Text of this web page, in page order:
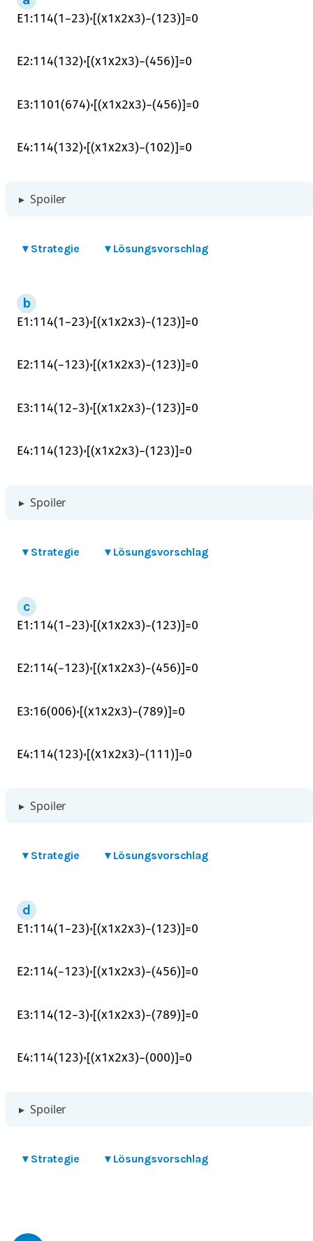
E1 :1 14(1 −23)∘[(x1 x2x3)−(1 23)] =0
E2:1 14(1 32)∘ (x1 x2x3)−(456) =0
E3:1 101 (674)∘[(x1 x2x3)−(456)] =0
E4:1 14(1 32)∘[(x1 x2x3)−(1 02)] =0
▸ Spoiler
▾ Strategie ▾ Lösungsvorschlag
E1 :1 14(1 −23)∘[(x1 x2x3)−(1 23)] =0
E2:1 14(−1 23)∘ (x1 x2x3)−(1 23) =0
E3:1 14(1 2−3)∘[(x1 x2x3)−(1 23)] =0
E4:1 14(1 23)∘[(x1 x2x3)−(1 23)] =0
▸ Spoiler
▾ Strategie ▾ Lösungsvorschlag
E1 :1 14(1 −23)∘[(x1 x2x3)−(1 23)] =0
E2:1 14(−1 23)∘ (x1 x2x3)−(456) =0
E3:1 6(006)∘[(x1 x2x3)−(789)] =0
E4:1 14(1 23)∘[(x1 x2x3)−(1 1 1 )] =0
▸ Spoiler
▾ Strategie ▾ Lösungsvorschlag
E1 :1 14(1 −23)∘[(x1 x2x3)−(1 23)] =0
E2:1 14(−1 23)∘ (x1 x2x3)−(456) =0
E3:1 14(1 2−3)∘[(x1 x2x3)−(789)] =0
E4:1 14(1 23)∘[(x1 x2x3)−(000)] =0
▸ Spoiler
▾ Strategie ▾ Lösungsvorschlag